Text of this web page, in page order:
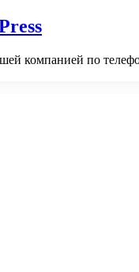
компанией по